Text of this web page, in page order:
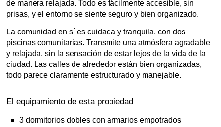
de manera relajada. Todo es fácilmente accesible, sin
prisas, y el entorno se siente seguro y bien organizado.
La comunidad en sí es cuidada y tranquila, con dos
piscinas comunitarias. Transmite una atmósfera agradable
y relajada, sin la sensación de estar lejos de la vida de la
ciudad. Las calles de alrededor están bien organizadas,
todo parece claramente estructurado y manejable.
El equipamiento de esta propiedad
3 dormitorios dobles con armarios empotrados